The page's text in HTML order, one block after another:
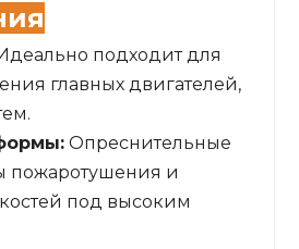
Идеально подходит для
главных двигателей,
Опреснительные
пожаротушения и
под высоким